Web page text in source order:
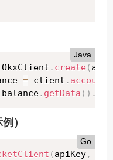
Java
OkxClient . create (
= client . account
balance. getData ( ) .
）
Go
( apiKey,